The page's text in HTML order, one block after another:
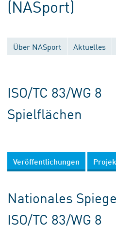
(NASport)
Über NASport Aktuelles
ISO/TC 83/WG 8
Spielflächen
Veröffentlichungen
Nationales
ISO/TC 83/WG 8